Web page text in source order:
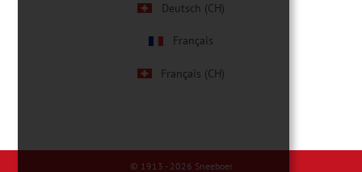
Deutsch (CH)
Français
Français (CH)
© 1913 - 2026 Sneeboer